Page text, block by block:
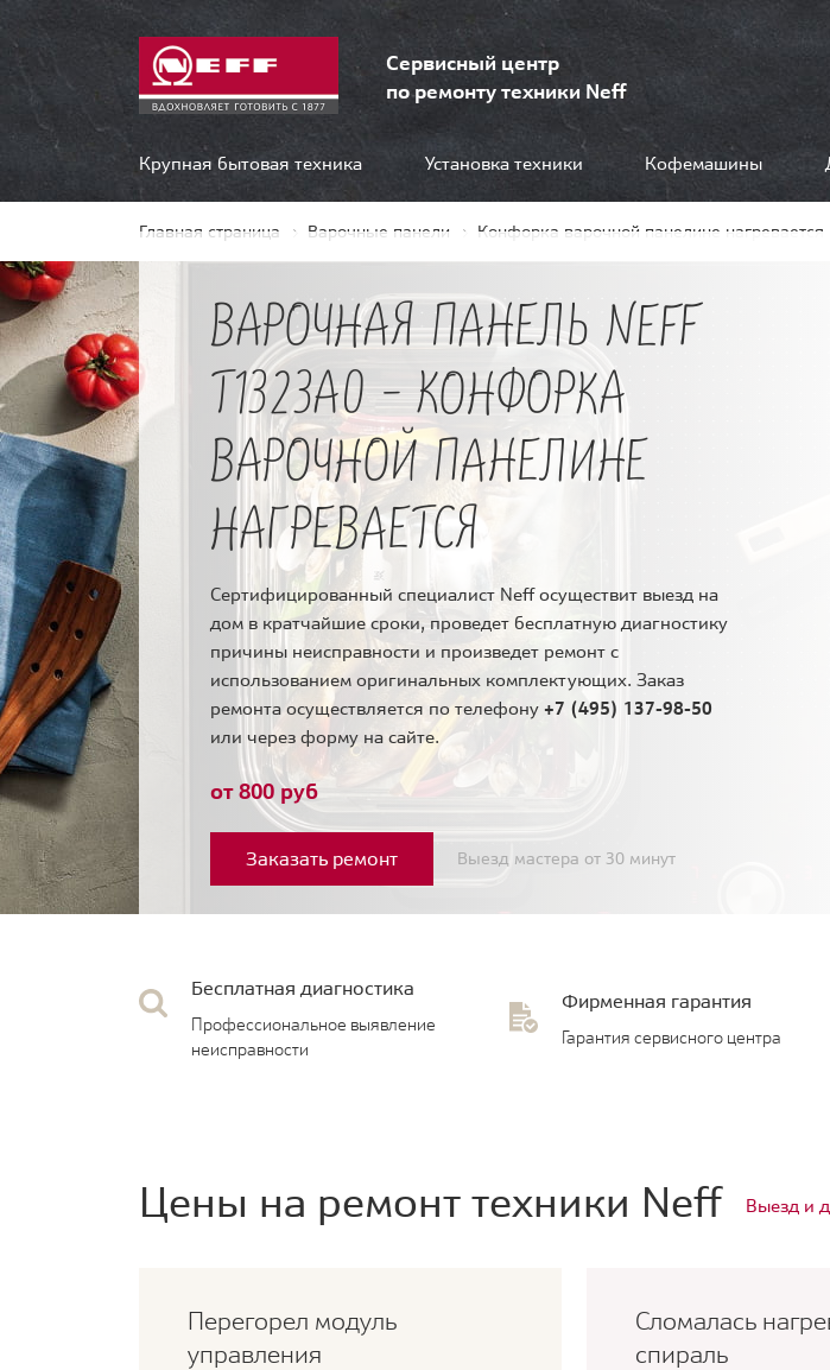
Сервисный центр
по ремонту техники Neff
Крупная бытовая техника Установка техники Кофемашины
Главная страница Варочные панели Конфорка варочной панелине нагревается
ВАРОЧНАЯ ПАНЕЛЬ NEFF
T1323A0 - КОНФОРКА
ВАРОЧНОЙ ПАНЕЛИНЕ
НАГРЕВАЕТСЯ
Сертифицированный специалист Neff осуществит выезд на
дом в кратчайшие сроки, проведет бесплатную диагностику
причины неисправности и произведет ремонт с
использованием оригинальных комплектующих. Заказ
ремонта осуществляется по телефону +7 (495) 137-98-50
или через форму на сайте.
от 800 руб
Заказать ремонт Выезд мастера от 30 минут
Бесплатная диагностика
Профессиональное выявление
неисправности
Фирменная гарантия
Гарантия сервисного центра
Цены на ремонт техники Neff Выезд и
Перегорел модуль
управления
Сломалась
спираль